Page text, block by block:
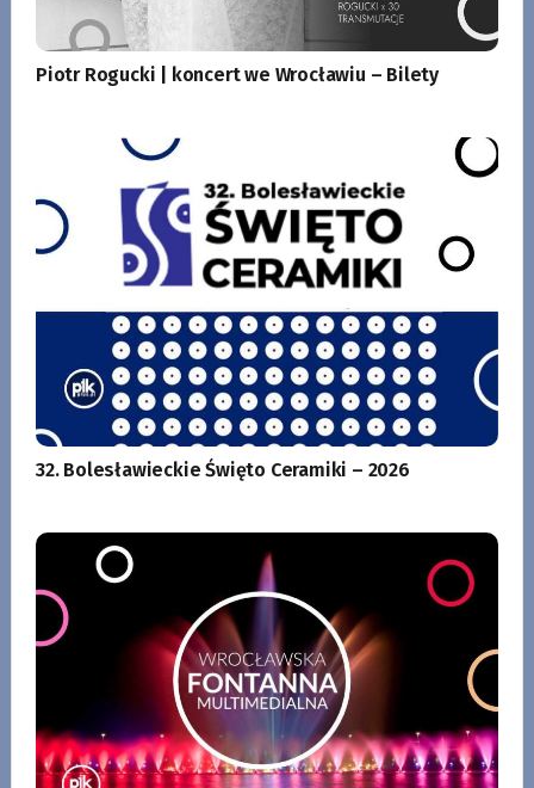
Piotr Rogucki | koncert we Wrocławiu – Bilety
32. Bolesławieckie Święto Ceramiki – 2026